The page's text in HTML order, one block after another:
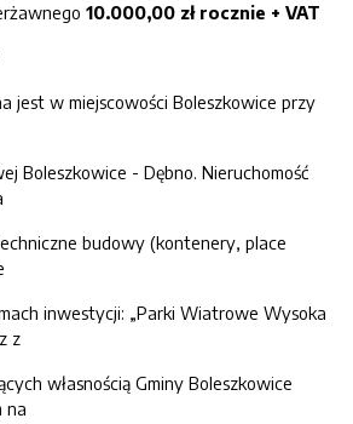
10.000,00 złrocznie + VAT
jest w miejscowości Boleszkowice przy
Boleszkowice - Dębno. Nieruchomość
budowy (kontenery, place
inwestycji: „Parki Wiatrowe Wysoka
z
własnością Gminy Boleszkowice
na